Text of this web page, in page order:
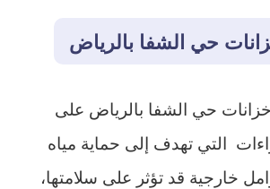
حي الشفا بالرياض
حي الشفا بالرياض على
التي تهدف إلى حماية مياه
خارجية قد تؤثر على سلامتها،